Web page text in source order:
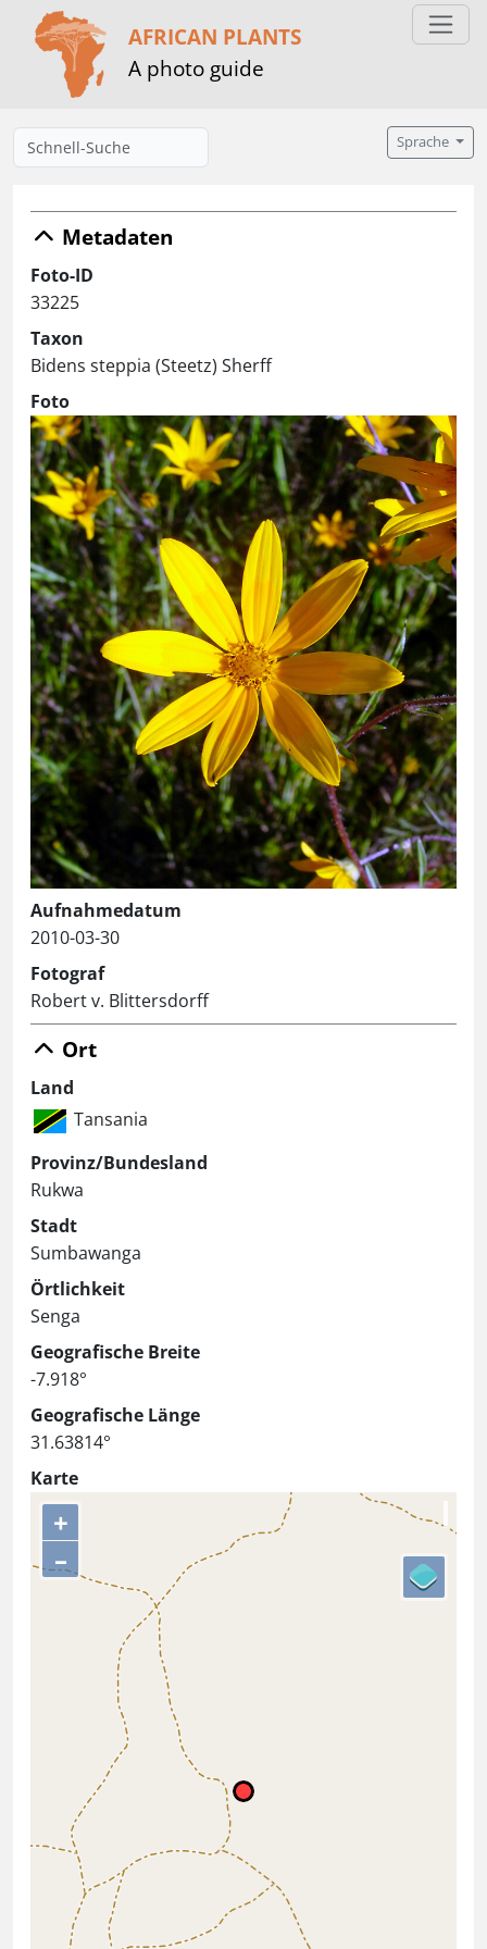
AFRICAN PLANTS
A photo guide
Sprache
Metadaten
Foto-ID
33225
Taxon
Bidens steppia (Steetz) Sherff
Foto
Aufnahmedatum
2010-03-30
Fotograf
Robert v. Blittersdorff
Ort
Land
Tansania
Provinz/Bundesland
Rukwa
Stadt
Sumbawanga
Örtlichkeit
Senga
Geografische Breite
-7.918°
Geografische Länge
31.63814°
Karte
+
–